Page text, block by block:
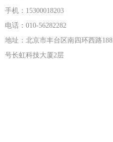
手机：15300018203
电话：010-56282282
地址：北京市丰台区南四环西路188
号长虹科技大厦2层